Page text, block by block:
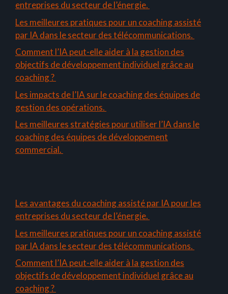
entreprises du secteur de l’énergie.
Les meilleures pratiques pour un coaching assisté
par IA dans le secteur des télécommunications.
Comment l’IA peut-elle aider à la gestion des
objectifs de développement individuel grâce au
coaching ?
Les impacts de l’IA sur le coaching des équipes de
gestion des opérations.
Les meilleures stratégies pour utiliser l’IA dans le
coaching des équipes de développement
commercial.
Les avantages du coaching assisté par IA pour les
entreprises du secteur de l’énergie.
Les meilleures pratiques pour un coaching assisté
par IA dans le secteur des télécommunications.
Comment l’IA peut-elle aider à la gestion des
objectifs de développement individuel grâce au
coaching ?